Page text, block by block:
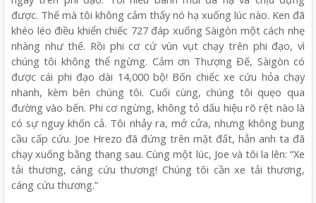
được. Thế mà tôi không cảm thấy nó hạ xuống lúc nào. Ken đã
khéo léo điều khiển chiếc 727 đáp xuống Sàigòn một cách nhẹ
nhàng như thế. Rồi phi cơ cứ vùn vụt chạy trên phi đạo, vì
chúng tôi không thể ngừng. Cảm ơn Thượng Đế, Sàigòn có
được cái phi đạo dài 14,000 bộ! Bốn chiếc xe cứu hỏa chạy
nhanh, kèm bên chúng tôi. Cuối cùng, chúng tôi quẹo qua
đường vào bến. Phi cơ ngừng, không tỏ dấu hiệu rõ rệt nào là
có sự nguy khốn cả. Tôi nhảy ra, mở cửa, nhưng không bung
cầu cấp cứu. Joe Hrezo đã đứng trên mặt đất, hẳn anh ta đã
chạy xuống bằng thang sau. Cùng một lúc, Joe và tôi la lên: “Xe
tải thương, cáng cứu thương! Chúng tôi cần xe tải thương,
cáng cứu thương.”